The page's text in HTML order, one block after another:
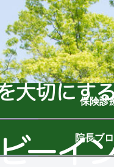
保険診
院長ブ